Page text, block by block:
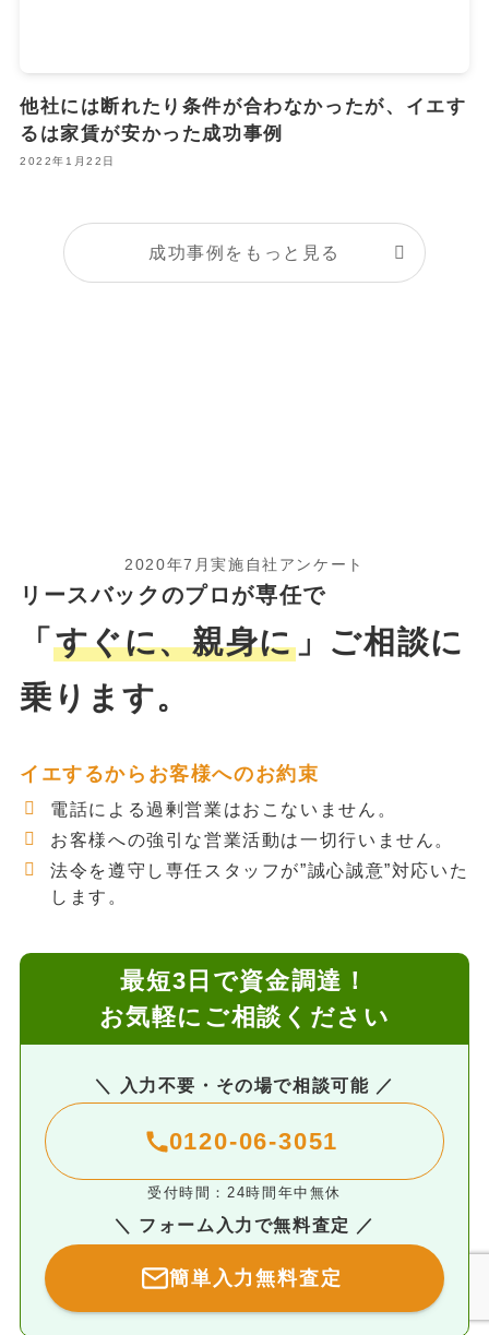
他社には断れたり条件が合わなかったが、イエす
るは家賃が安かった成功事例
2022年1月22日
成功事例をもっと見る
2020年7月実施自社アンケート
リースバックのプロが専任で
「 すぐに、親身に」ご相談に
乗ります。
イエするからお客様へのお約束
電話による過剰営業はおこないません。
お客様への強引な営業活動は一切行いません。
法令を遵守し専任スタッフが”誠心誠意”対応いた
します。
最短3日で資金調達！
お気軽にご相談ください
＼ 入力不要・その場で相談可能 ／
0120-06-3051
受付時間：24時間年中無休
＼ フォーム入力で無料査定 ／
簡単入力無料査定